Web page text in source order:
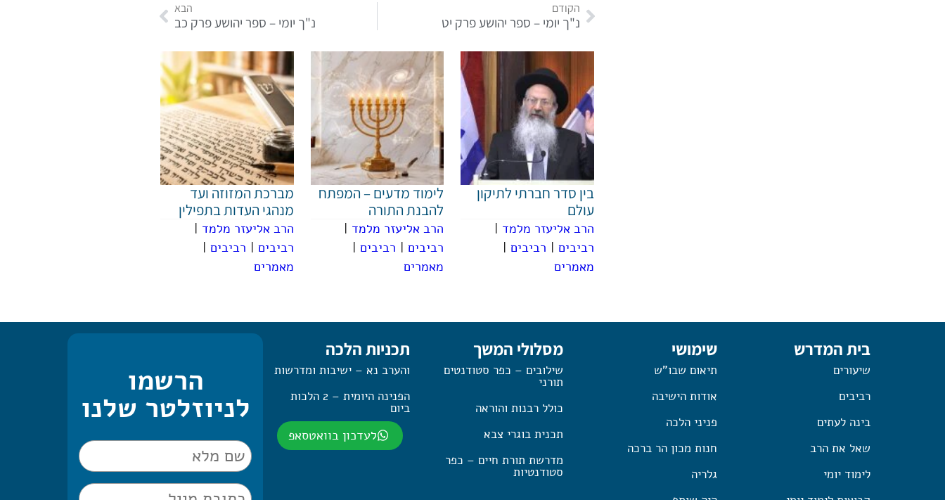
הקודם
נ"ך יומי – ספר יהושע פרק יט
הבא
נ"ך יומי – ספר יהושע פרק כב
בין סדר חברתי לתיקון
עולם
הרב אליעזר מלמד |
רביבים | רביבים |
מאמרים
לימוד מדעים – המפתח
להבנת התורה
הרב אליעזר מלמד |
רביבים | רביבים |
מאמרים
מברכת המזוזה ועד
מנהגי העדות בתפילין
הרב אליעזר מלמד |
רביבים | רביבים |
מאמרים
בית המדרש
שיעורים
רביבים
בינה לעתים
שאל את הרב
לימוד יומי
שימושי
תיאום שבו"ש
אודות הישיבה
פניני הלכה
חנות מכון הר ברכה
גלריה
מסלולי המשך
שילובים – כפר סטודנטים
תורני
כולל רבנות והוראה
תכנית בוגרי צבא
מדרשת תורת חיים – כפר
סטודנטיות
תכניות הלכה
והערב נא – ישיבות ומדרשות
הפנינה היומית – 2 הלכות
ביום
לעדכון בוואטסאפ
הרשמו
לניוזלטר שלנו